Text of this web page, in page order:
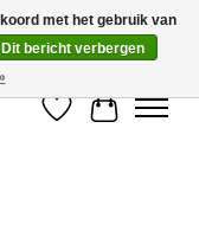
Verlanglijst
met het gebruik van
Dit bericht verbergen